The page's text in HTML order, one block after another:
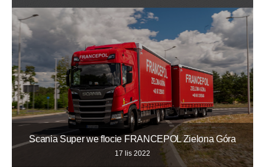
Scania Super we flocie FRANCEPOL Zielona Góra
17 lis 2022